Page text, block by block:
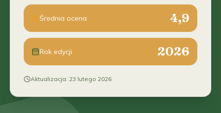
Średnia ocena 4,9
Rok edycji 2026
Aktualizacja: 23 lutego 2026